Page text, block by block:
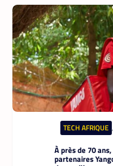
TECH AFRIQUE ,
À près de 70
partenaires